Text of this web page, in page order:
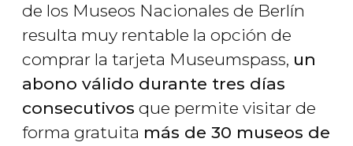
de los Museos Nacionales de Berlín
resulta muy rentable la opción de
comprar la tarjeta Museumspass, un
abono válido durante tres días
consecutivos que permite visitar de
forma gratuita más de 30 museos de